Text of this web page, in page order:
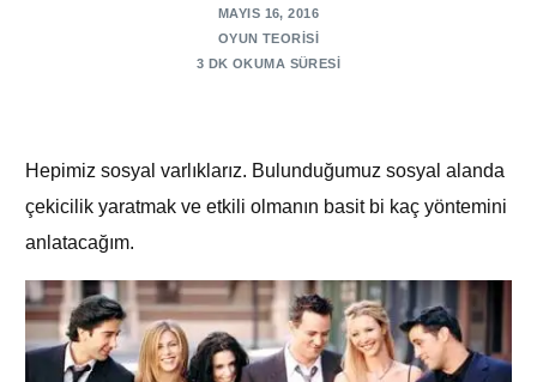
MAYIS 16, 2016
OYUN TEORISI
3 DK OKUMA SÜRESI
Hepimiz sosyal varlıklarız. Bulunduğumuz sosyal alanda
çekicilik yaratmak ve etkili olmanın basit bi kaç yöntemini
anlatacağım.